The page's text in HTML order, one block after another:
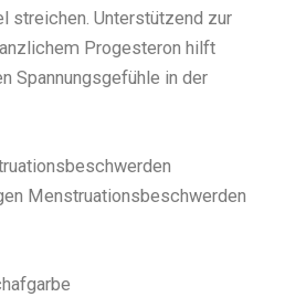
streichen. Unterstützend zur
Progesteron hilft
Spannungsgefühle in der
Menstruationsbeschwerden